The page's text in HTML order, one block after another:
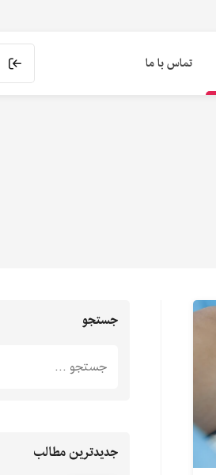
تماس با ما
جستجو
جدیدترین مطالب